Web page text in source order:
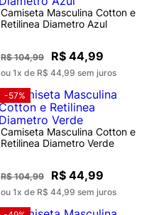
Camiseta Masculina Cotton e
Retilinea Diametro Azul
R$ 104,99 R$ 44,99
ou 1x de R$ 44,99 sem juros
-57%
Camiseta Masculina Cotton e
Retilinea Diametro Verde
R$ 104,99 R$ 44,99
ou 1x de R$ 44,99 sem juros